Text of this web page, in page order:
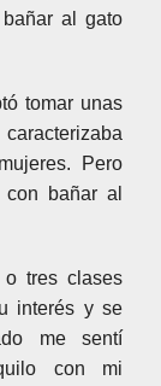
al gato
tomar unas
Pero
bañar al
tres clases
interés y se
me sentí
con mi